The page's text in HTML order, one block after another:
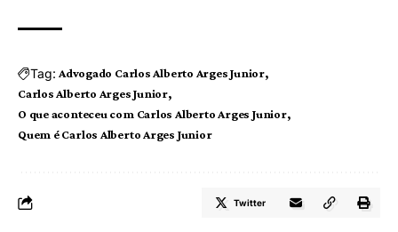
Tag: Advogado Carlos Alberto Arges Junior
Carlos Alberto Arges Junior
O que aconteceu com Carlos Alberto Arges Junior
Quem é Carlos Alberto Arges Junior
Twitter